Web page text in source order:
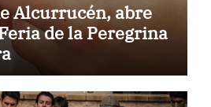
Alcurrucén, abre
de la Peregrina